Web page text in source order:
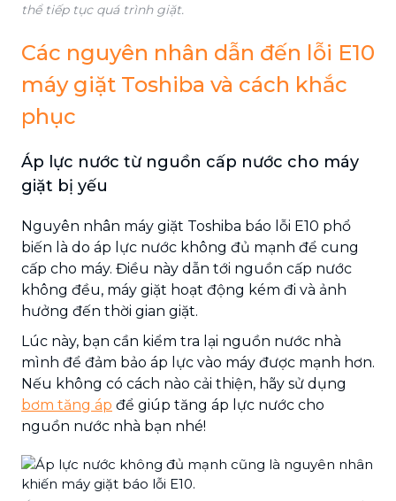
thể tiếp tục quá trình giặt.
Các nguyên nhân dẫn đến lỗi E10
máy giặt Toshiba và cách khắc
phục
Áp lực nước từ nguồn cấp nước cho máy
giặt bị yếu
Nguyên nhân máy giặt Toshiba báo lỗi E10 phổ
biến là do áp lực nước không đủ mạnh để cung
cấp cho máy. Điều này dẫn tới nguồn cấp nước
không đều, máy giặt hoạt động kém đi và ảnh
hưởng đến thời gian giặt.
Lúc này, bạn cần kiểm tra lại nguồn nước nhà
mình để đảm bảo áp lực vào máy được mạnh hơn.
Nếu không có cách nào cải thiện, hãy sử dụng
bơm tăng áp để giúp tăng áp lực nước cho
nguồn nước nhà bạn nhé!